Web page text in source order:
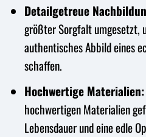
Detailgetreue
größter Sorgfalt umgesetzt,
authentisches Abbild eines
schaffen.
Hochwertige Materialien:
hochwertigen Materialien
Lebensdauer und eine edle